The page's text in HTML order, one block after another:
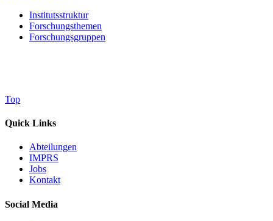
Institutsstruktur
Forschungsthemen
Forschungsgruppen
Top
Quick Links
Abteilungen
IMPRS
Jobs
Kontakt
Social Media